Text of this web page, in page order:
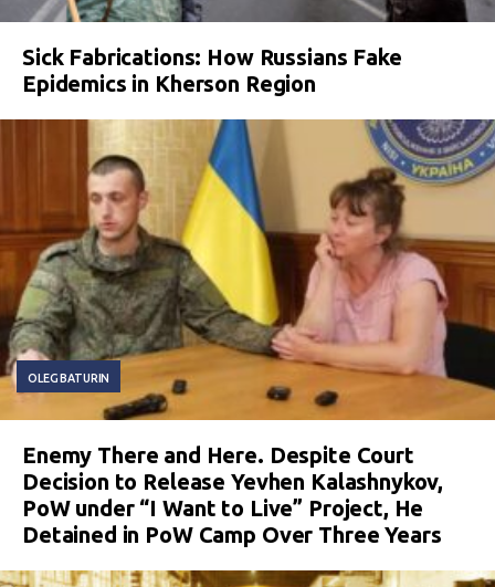
Sick Fabrications: How Russians Fake
Epidemics in Kherson Region
OLEG BATURIN
Enemy There and Here. Despite Court
Decision to Release Yevhen Kalashnykov,
PoW under “I Want to Live” Project, He
Detained in PoW Camp Over Three Years